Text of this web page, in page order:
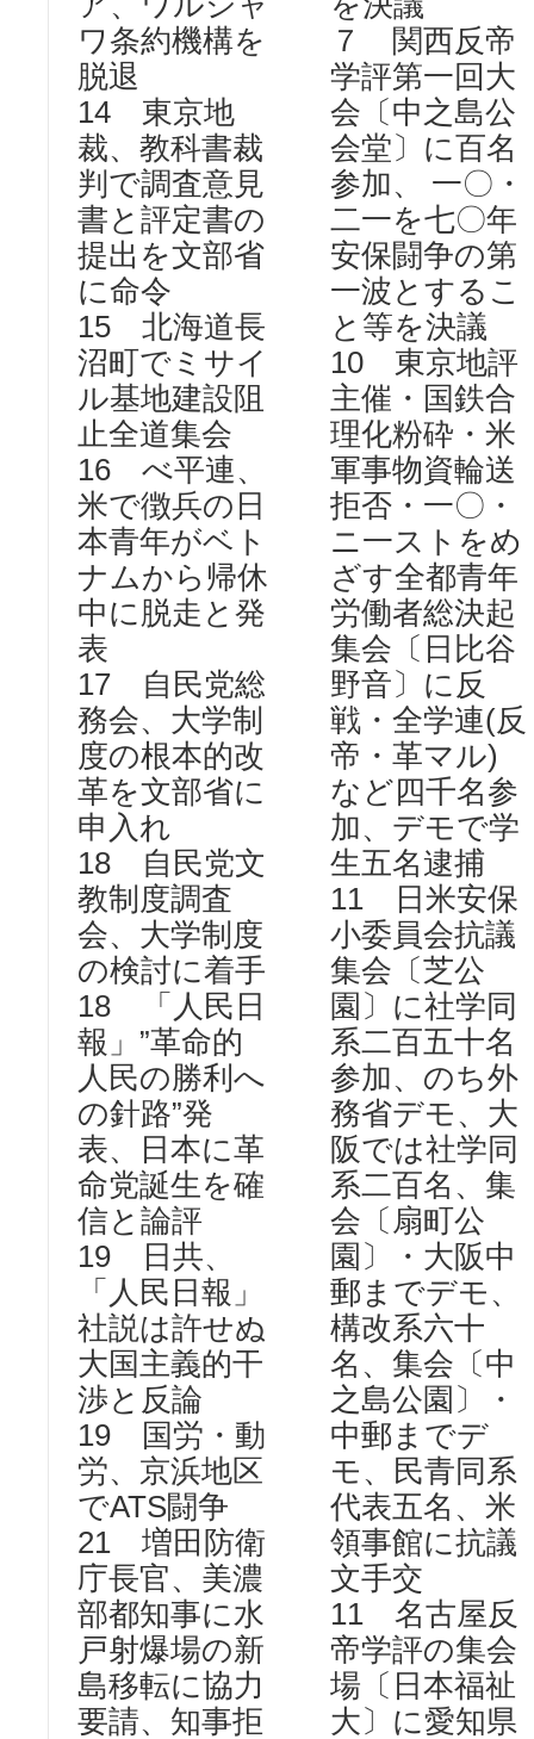
ワ条約機構を
脱退
14 東京地
裁、教科書裁
判で調査意見
書と評定書の
提出を文部省
に命令
15 北海道長
沼町でミサイ
ル基地建設阻
止全道集会
16 べ平連、
米で徴兵の日
本青年がベト
ナムから帰休
中に脱走と発
表
17 自民党総
務会、大学制
度の根本的改
革を文部省に
申入れ
18 自民党文
教制度調査
会、大学制度
の検討に着手
18 「人民日
報」”革命的
人民の勝利へ
の針路”発
表、日本に革
命党誕生を確
信と論評
19 日共、
「人民日報」
社説は許せぬ
大国主義的干
渉と反論
19 国労・動
労、京浜地区
でATS闘争
21 増田防衛
庁長官、美濃
部都知事に水
戸射爆場の新
島移転に協力
要請、知事拒
７ 関西反帝
学評第一回大
会〔中之島公
会堂〕に百名
参加、 一〇・
二一を七〇年
安保闘争の第
一波とするこ
と等を決議
10 東京地評
主催・国鉄合
理化粉砕・米
軍事物資輪送
拒否・一〇・
ニ一ストをめ
ざす全都青年
労働者総決起
集会〔日比谷
野音〕に反
戦・全学連(反
帝・革マル)
など四千名参
加、デモで学
生五名逮捕
11 日米安保
小委員会抗議
集会〔芝公
園〕に社学同
系二百五十名
参加、のち外
務省デモ、大
阪では社学同
系二百名、集
会〔扇町公
園〕・大阪中
郵までデモ、
構改系六十
名、集会〔中
之島公園〕・
中郵までデ
モ、民青同系
代表五名、米
領事館に抗議
文手交
11 名古屋反
帝学評の集会
場〔日本福祉
大〕に愛知県